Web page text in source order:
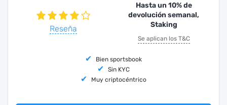
Reseña
Hasta un 10% de
devolución semanal,
Staking
Se aplican los T&C
Bien sportsbook
Sin KYC
Muy criptocéntrico